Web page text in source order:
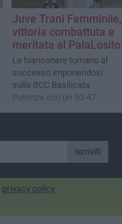
Juve Trani Femminile,
vittoria combattuta e
meritata al PalaLosito
Le bianconere tornano al
successo imponendosi
sulla BCC Basilicata
Potenza con un 50-47
Iscriviti
privacy policy